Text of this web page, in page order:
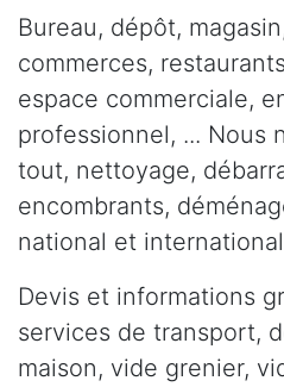
Bureau, dépôt,
commerces,
espace commerciale,
professionnel, ... Nous
tout, nettoyage,
encombrants,
national et international
Devis et informations
services de transport,
maison, vide grenier,